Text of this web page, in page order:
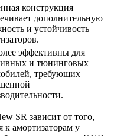
конструкция
дополнительную
и устойчивость
эффективны для
и тюнинговых
требующих
SR зависит от того,
к амортизаторам у